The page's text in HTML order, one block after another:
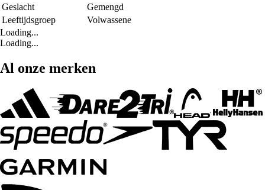
Geslacht
Gemengd
Leeftijdsgroep
Volwassene
Loading...
Loading...
Al onze merken